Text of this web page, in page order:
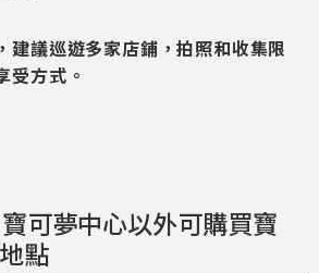
建議巡遊多家店鋪，拍照和收集限
受方式。
可夢中心以外可購買寶
點